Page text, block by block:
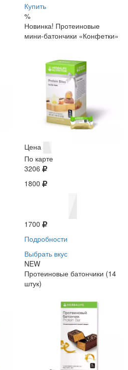
Купить
%
Новинка! Протеиновые
мини-батончики «Конфетки»
Цена
По карте
3206
1800
1700
Подробности
Выбрать вкус
NEW
Протеиновые батончики (14
штук)